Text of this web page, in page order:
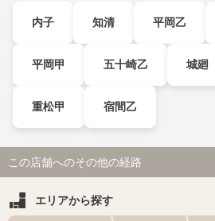
内子 知清 平岡乙
平岡甲 五十崎乙 城廻
重松甲 宿間乙
この店舗へのその他の経路
エリアから探す